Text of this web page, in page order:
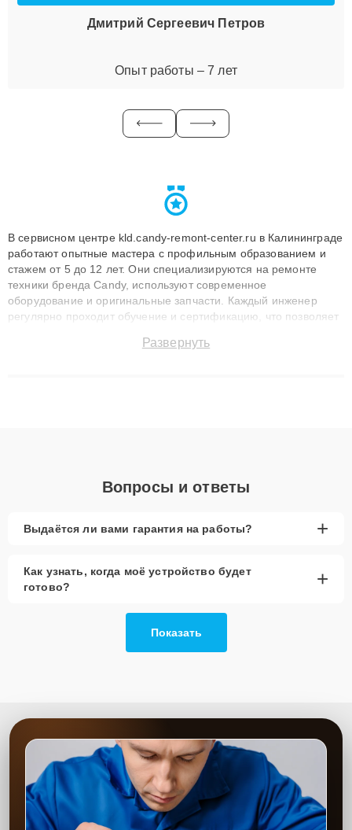
Дмитрий Сергеевич Петров
Опыт работы – 7 лет
В сервисном центре kld.candy-remont-center.ru в Калининграде
работают опытные мастера с профильным образованием и
стажем от 5 до 12 лет. Они специализируются на ремонте
техники бренда Candy, используют современное
оборудование и оригинальные запчасти. Каждый инженер
регулярно проходит обучение и сертификацию, что позволяет
технику с сохранением гарантии до 3 лет. Наши мастера
Развернуть
Вопросы и ответы
Выдаётся ли вами гарантия на работы? +
Как узнать, когда моё устройство будет
готово?
+
Показать